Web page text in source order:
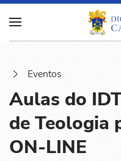
Eventos
Aulas do
de Teologia
ON-LINE